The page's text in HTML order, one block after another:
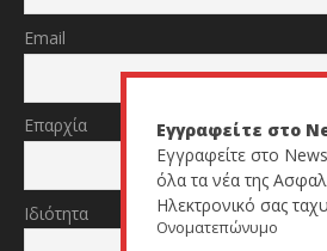
Email
Επαρχία
Ιδιότητα
Εγγραφείτε στο
Εγγραφείτε στο
όλα τα νέα της
Ηλεκτρονικό σας
Ονοματεπώνυμο